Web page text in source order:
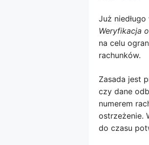
Już
Weryfikacja
na celu
rachunków.
Zasada jest
czy dane
numerem
ostrzeżenie.
do czasu